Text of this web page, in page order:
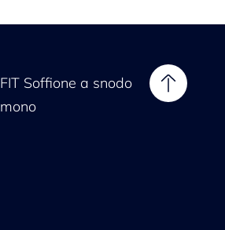
FIT Soffione a snodo
mono